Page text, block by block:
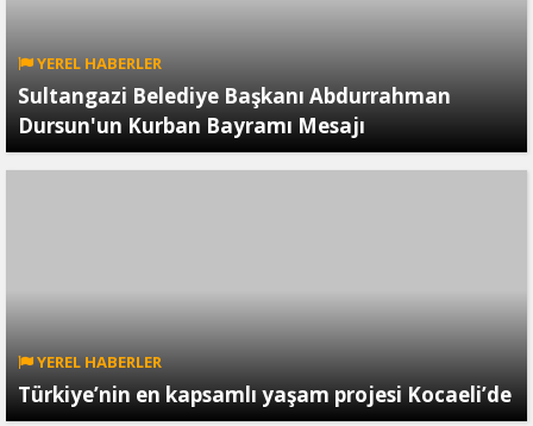
YEREL HABERLER
Sultangazi Belediye Başkanı Abdurrahman
Dursun'un Kurban Bayramı Mesajı
YEREL HABERLER
Türkiye’nin en kapsamlı yaşam projesi Kocaeli’de